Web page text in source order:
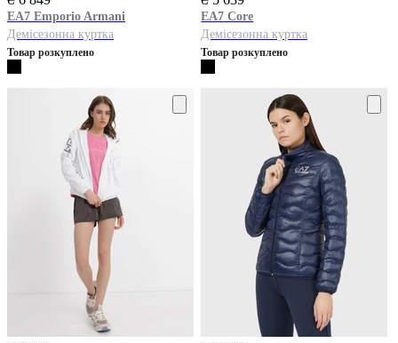
EA7 Emporio Armani
Демісезонна куртка
Товар розкуплено
EA7 Core
Демісезонна куртка
Товар розкуплено